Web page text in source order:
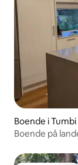
Boende i
Boende på